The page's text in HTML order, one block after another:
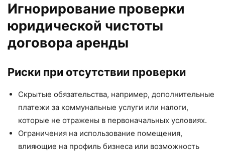
Игнорирование проверки
юридической чистоты
договора аренды
Риски при отсутствии проверки
Скрытые обязательства, например, дополнительные
платежи за коммунальные услуги или налоги,
которые не отражены в первоначальных условиях.
Ограничения на использование помещения,
влияющие на профиль бизнеса или возможность